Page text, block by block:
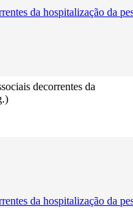
da hospitalização da
decorrentes da
da hospitalização da